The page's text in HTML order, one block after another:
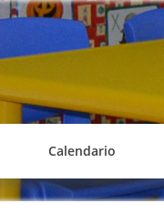
Calendario